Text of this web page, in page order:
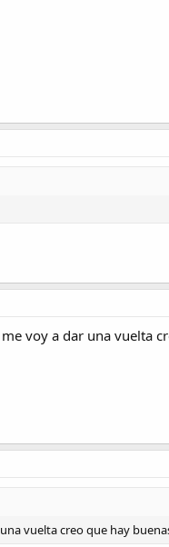
voy a dar una vuelta
vuelta creo que hay